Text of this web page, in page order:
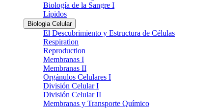
Biología de la Sangre I
Lípidos
Biologia Celular
El Descubrimiento y Estructura de Células
Respiration
Reproduction
Membranas I
Membranas II
Orgánulos Celulares I
División Celular I
División Celular II
Membranas y Transporte Químico